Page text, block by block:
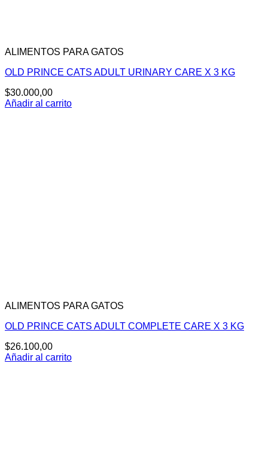
ALIMENTOS PARA GATOS
OLD PRINCE CATS ADULT URINARY CARE X 3 KG
$30.000,00
Añadir al carrito
ALIMENTOS PARA GATOS
OLD PRINCE CATS ADULT COMPLETE CARE X 3 KG
$26.100,00
Añadir al carrito